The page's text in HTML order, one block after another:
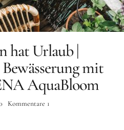
hat Urlaub |
mit
AquaBloom
Kommentare 1